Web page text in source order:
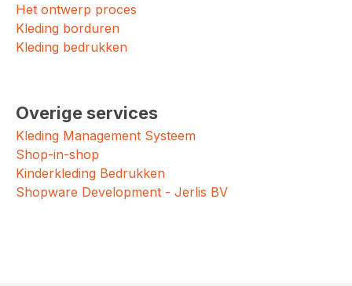
Het ontwerp proces
Kleding borduren
Kleding bedrukken
Overige services
Kleding Management Systeem
Shop-in-shop
Kinderkleding Bedrukken
Shopware Development - Jerlis BV